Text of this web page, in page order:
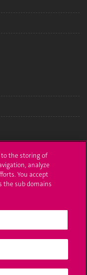
to the storing of
analyze
You accept
the sub domains